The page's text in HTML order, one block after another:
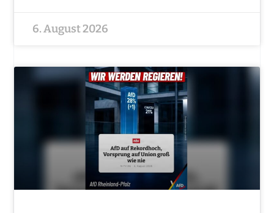
6. August 2026